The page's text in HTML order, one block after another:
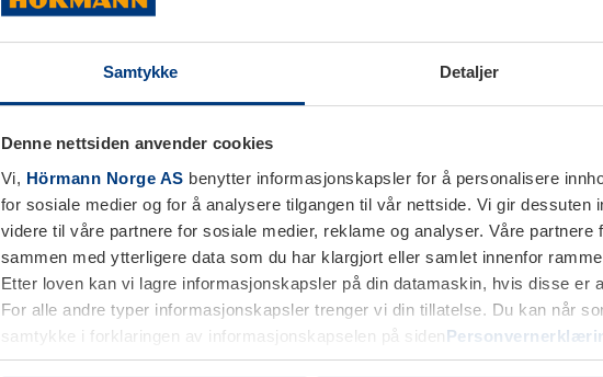
Samtykke Detaljer
Denne nettsiden anvender cookies
Vi, Hörmann Norge AS benytter informasjonskapsler for å personalisere
for sosiale medier og for å analysere tilgangen til vår nettside. Vi gir dessuten
videre til våre partnere for sosiale medier, reklame og analyser. Våre
sammen med ytterligere data som du har klargjort eller samlet innenfor
Etter loven kan vi lagre informasjonskapsler på din datamaskin, hvis disse er
For alle andre typer informasjonskapsler trenger vi din tillatelse. Du kan når
samtykke i forklaringen av informasjonskapselen på siden